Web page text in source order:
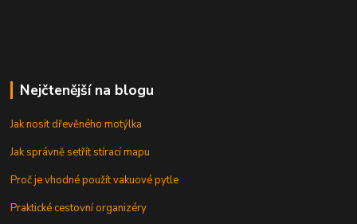
Nejčtenější na blogu
Jak nosit dřevěného motýlka
Jak správně setřít stírací mapu
Proč je vhodné použít vakuové pytle
Praktické cestovní organizéry